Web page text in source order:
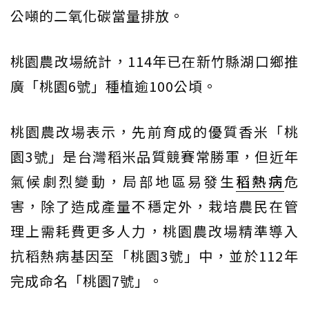
公噸的二氧化碳當量排放。
桃園農改場統計，114年已在新竹縣湖口鄉推
廣「桃園6號」種植逾100公頃。
桃園農改場表示，先前育成的優質香米「桃
園3號」是台灣稻米品質競賽常勝軍，但近年
氣候劇烈變動，局部地區易發生稻熱病危
害，除了造成產量不穩定外，栽培農民在管
理上需耗費更多人力，桃園農改場精準導入
抗稻熱病基因至「桃園3號」中，並於112年
完成命名「桃園7號」。